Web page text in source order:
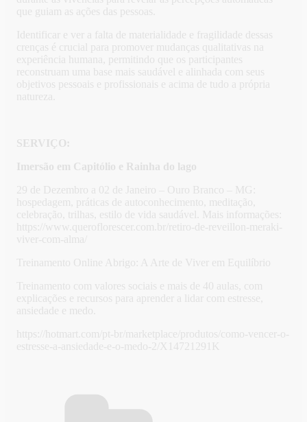
que guiam as ações das pessoas.
Identificar e ver a falta de materialidade e fragilidade dessas
crenças é crucial para promover mudanças qualitativas na
experiência humana, permitindo que os participantes
reconstruam uma base mais saudável e alinhada com seus
objetivos pessoais e profissionais e acima de tudo a própria
natureza.
SERVIÇO:
Imersão em Capitólio e Rainha do lago
29 de Dezembro a 02 de Janeiro – Ouro Branco – MG:
hospedagem, práticas de autoconhecimento, meditação,
celebração, trilhas, estilo de vida saudável. Mais informações:
https://www.queroflorescer.com.br/retiro-de-reveillon-meraki-
viver-com-alma/
Treinamento Online Abrigo: A Arte de Viver em Equilíbrio
Treinamento com valores sociais e mais de 40 aulas, com
explicações e recursos para aprender a lidar com estresse,
ansiedade e medo.
https://hotmart.com/pt-br/marketplace/produtos/como-vencer-o-
estresse-a-ansiedade-e-o-medo-2/X14721291K